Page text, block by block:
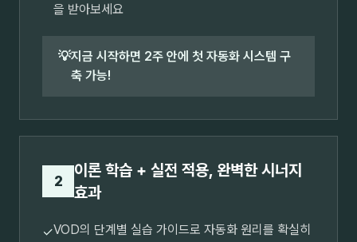
을 받아보세요
💡지금 시작하면 2주 안에 첫 자동화 시스템 구
축 가능!
2
이론 학습 + 실전 적용, 완벽한 시너지
효과
✓VOD의 단계별 실습 가이드로 자동화 원리를 확실히